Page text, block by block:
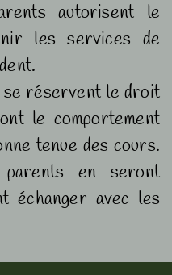
autorisent le
les services de
réservent le droit
le comportement
tenue des cours.
en seront
échanger avec les